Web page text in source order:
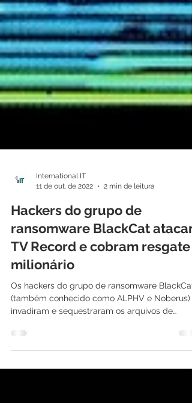
International IT
11 de out. de 2022
2 min de leitura
Hackers do grupo de
ransomware BlackCat atacam
TV Record e cobram resgate
milionário
Os hackers do grupo de ransomware BlackCat
conteúdo da TV...